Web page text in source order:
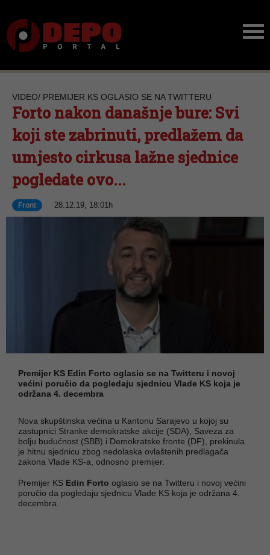
VIDEO/ PREMIJER KS OGLASIO SE NA TWITTERU
Forto nakon današnje bure: Svi
koji ste zabrinuti, predlažem da
umjesto cirkusa lažne sjednice
pogledate ovo...
Front 28.12.19, 18:01h
Premijer KS Edin Forto oglasio se na Twitteru i novoj
većini poručio da pogledaju sjednicu Vlade KS koja je
održana 4. decembra
Nova skupštinska većina u Kantonu Sarajevo u kojoj su
zastupnici Stranke demokratske akcije (SDA), Saveza za
bolju budućnost (SBB) i Demokratske fronte (DF), prekinula
je hitnu sjednicu zbog nedolaska ovlaštenih predlagača
zakona Vlade KS-a, odnosno premijer.
Premijer KS Edin Forto oglasio se na Twitteru i novoj većini
poručio da pogledaju sjednicu Vlade KS koja je održana 4.
decembra.